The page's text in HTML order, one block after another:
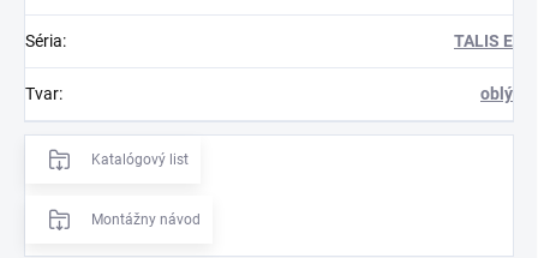
Séria: TALIS E
Tvar: oblý
Katalógový list
Montážny návod